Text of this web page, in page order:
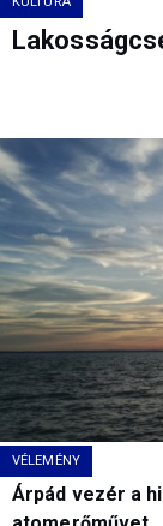
VÉLEMÉNY
Árpád vezér a